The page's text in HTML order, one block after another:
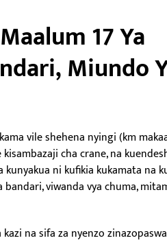
17 Ya
Miundo
vile shehena nyingi (km
cha crane, na
ni kufikia kukamata na
viwanda vya chuma,
na sifa za nyenzo zinazopaswa